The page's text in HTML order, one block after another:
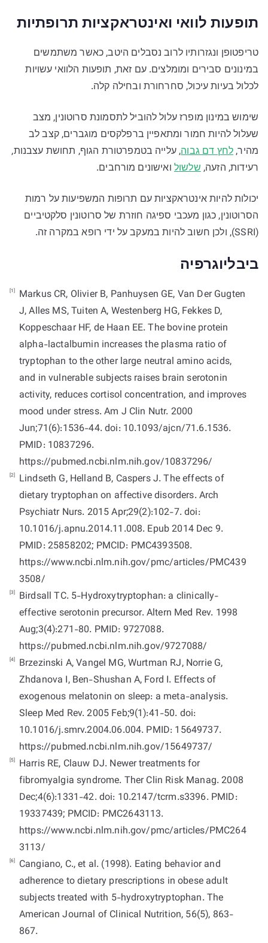
תופעות לוואי ואינטראקציות תרופתיות
טריפטופן ונגזרותיו לרוב נסבלים היטב, כאשר משתמשים
במינונים סבירים ומומלצים. עם זאת, תופעות הלוואי עשויות
לכלול בעיות עיכול, סחרחורת ובחילה קלה.
שימוש במינון מופרז עלול להוביל לתסמונת סרוטונין, מצב
שעלול להיות חמור ומתאפיין ברפלקסים מוגברים, קצב לב
מהיר,לחץ דם גבוה, עלייה בטמפרטורת הגוף, תחושת עצבנות,
רעידות, הזעה,שלשול ואישונים מורחבים.
יכולות להיות אינטראקציות עם תרופות המשפיעות על רמות
הסרוטונין, כגון מעכבי ספיגה חוזרת של סרוטונין סלקטיביים
(SSRI), ולכן חשוב להיות במעקב על ידי רופא במקרה זה.
ביבליוגרפיה
[1]
Markus CR, Olivier B, Panhuysen GE, Van Der Gugten
J, Alles MS, Tuiten A, Westenberg HG, Fekkes D,
Koppeschaar HF, de Haan EE. The bovine protein
alpha-lactalbumin increases the plasma ratio of
tryptophan to the other large neutral amino acids,
and in vulnerable subjects raises brain serotonin
activity, reduces cortisol concentration, and improves
mood under stress. Am J Clin Nutr. 2000
Jun;71(6):1536-44. doi: 10.1093/ajcn/71.6.1536.
PMID: 10837296.
https://pubmed.ncbi.nlm.nih.gov/10837296/
[2]
Lindseth G, Helland B, Caspers J. The effects of
dietary tryptophan on affective disorders. Arch
Psychiatr Nurs. 2015 Apr;29(2):102-7. doi:
10.1016/j.apnu.2014.11.008. Epub 2014 Dec 9.
PMID: 25858202; PMCID: PMC4393508.
https://www.ncbi.nlm.nih.gov/pmc/articles/PMC439
3508/
[3]
Birdsall TC. 5-Hydroxytryptophan: a clinically-
effective serotonin precursor. Altern Med Rev. 1998
Aug;3(4):271-80. PMID: 9727088.
https://pubmed.ncbi.nlm.nih.gov/9727088/
[4]
Brzezinski A, Vangel MG, Wurtman RJ, Norrie G,
Zhdanova I, Ben-Shushan A, Ford I. Effects of
exogenous melatonin on sleep: a meta-analysis.
Sleep Med Rev. 2005 Feb;9(1):41-50. doi:
10.1016/j.smrv.2004.06.004. PMID: 15649737.
https://pubmed.ncbi.nlm.nih.gov/15649737/
[5]
Harris RE, Clauw DJ. Newer treatments for
fibromyalgia syndrome. Ther Clin Risk Manag. 2008
Dec;4(6):1331-42. doi: 10.2147/tcrm.s3396. PMID:
19337439; PMCID: PMC2643113.
https://www.ncbi.nlm.nih.gov/pmc/articles/PMC264
3113/
[6]
Cangiano, C., et al. (1998). Eating behavior and
adherence to dietary prescriptions in obese adult
subjects treated with 5-hydroxytryptophan. The
American Journal of Clinical Nutrition, 56(5), 863-
867.